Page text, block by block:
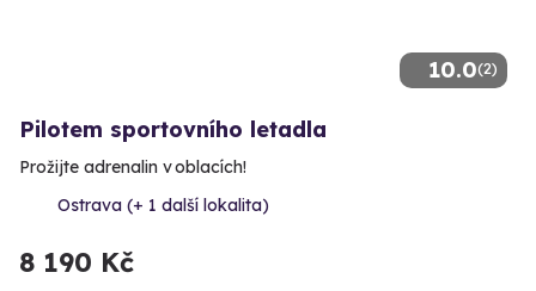
10.0(2)
Pilotem sportovního letadla
Prožijte adrenalin v oblacích!
Ostrava (+ 1 další lokalita)
8 190 Kč